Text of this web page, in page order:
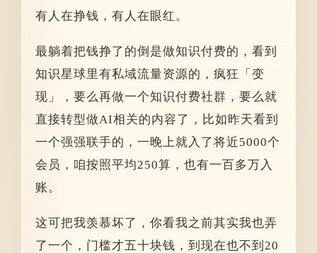
有人在挣钱，有人在眼红。
最躺着把钱挣了的倒是做知识付费的，看到
知识星球里有私域流量资源的，疯狂「变
现」，要么再做一个知识付费社群，要么就
直接转型做AI相关的内容了，比如昨天看到
一个强强联手的，一晚上就入了将近5000个
会员，咱按照平均250算，也有一百多万入
账。
这可把我羡慕坏了，你看我之前其实我也弄
了一个，门槛才五十块钱，到现在也不到20